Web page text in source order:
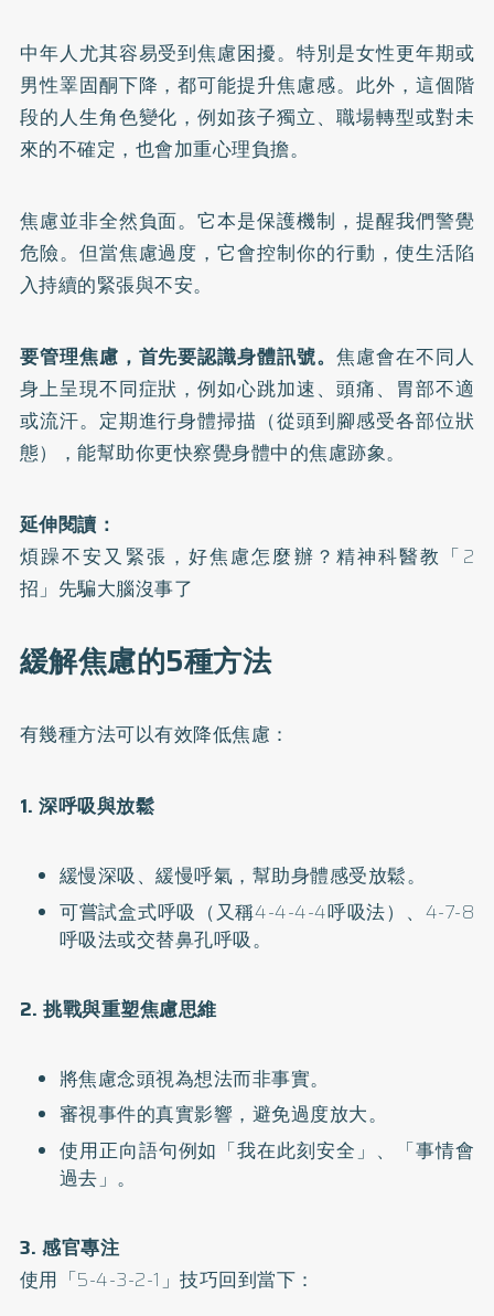
中年人尤其容易受到焦慮困擾。特別是女性更年期或
男性睪固酮下降，都可能提升焦慮感。此外，這個階
段的人生角色變化，例如孩子獨立、職場轉型或對未
來的不確定，也會加重心理負擔。
焦慮並非全然負面。它本是保護機制，提醒我們警覺
危險。但當焦慮過度，它會控制你的行動，使生活陷
入持續的緊張與不安。
要管理焦慮，首先要認識身體訊號。 焦慮會在不同人
身上呈現不同症狀，例如心跳加速、頭痛、胃部不適
或流汗。定期進行身體掃描（從頭到腳感受各部位狀
態），能幫助你更快察覺身體中的焦慮跡象。
延伸閱讀：
煩躁不安又緊張，好焦慮怎麼辦？精神科醫教「2
招」先騙大腦沒事了
緩解焦慮的5種方法
有幾種方法可以有效降低焦慮：
1. 深呼吸與放鬆
緩慢深吸、緩慢呼氣，幫助身體感受放鬆。
可嘗試盒式呼吸（又稱4-4-4-4呼吸法）、4-7-8
呼吸法或交替鼻孔呼吸。
2. 挑戰與重塑焦慮思維
將焦慮念頭視為想法而非事實。
審視事件的真實影響，避免過度放大。
使用正向語句例如「我在此刻安全」、「事情會
過去」。
3. 感官專注
使用「5-4-3-2-1」技巧回到當下：